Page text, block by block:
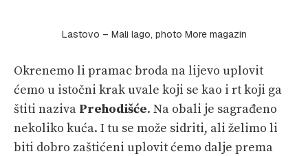
Lastovo – Mali lago, photo More magazin
Okrenemo li pramac broda na lijevo uplovit
ćemo u istočni krak uvale koji se kao i rt koji ga
štiti naziva Prehodišće. Na obali je sagrađeno
nekoliko kuća. I tu se može sidriti, ali želimo li
biti dobro zaštićeni uplovit ćemo dalje prema